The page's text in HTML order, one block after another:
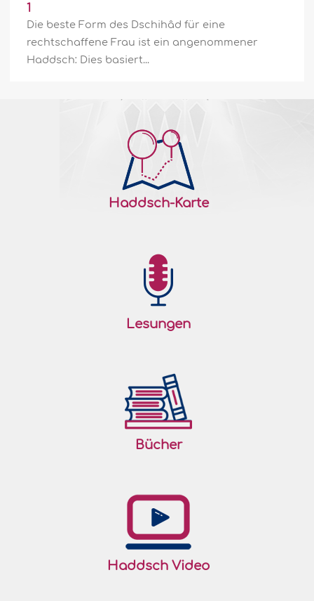
1
Die beste Form des Dschihâd für eine
rechtschaffene Frau ist ein angenommener
Haddsch: Dies basiert...
Haddsch-Karte
Lesungen
Bücher
Haddsch Video